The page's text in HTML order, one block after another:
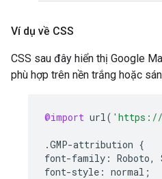
Ví dụ về CSS
CSS sau đây hiển thị Google
phù hợp trên nền trắng hoặc
@import url ( 'https://
.GMP-attribution {
font-family : Roboto,
font-style : normal ;